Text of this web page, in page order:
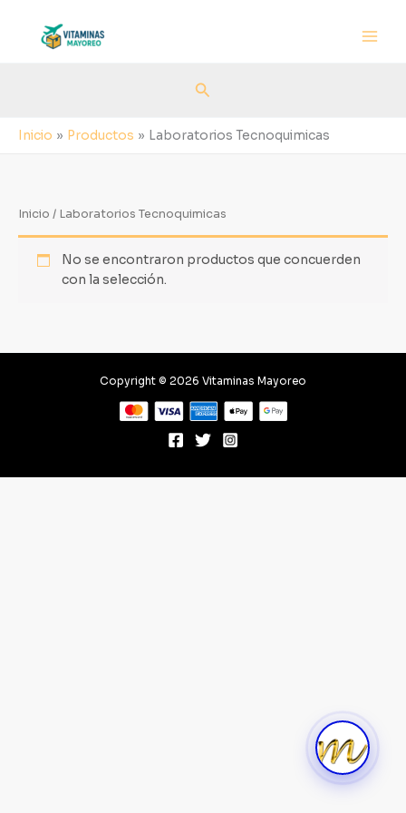
contenido
Buscar
Inicio Productos Laboratorios Tecnoquimicas
Inicio / Laboratorios Tecnoquimicas
No se encontraron productos que concuerden
con la selección.
Copyright © 2026 Vitaminas Mayoreo